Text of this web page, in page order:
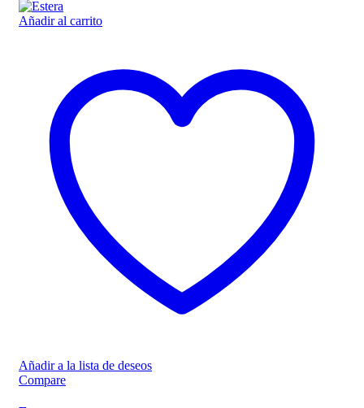
Añadir al carrito
Añadir a la lista de deseos
Compare